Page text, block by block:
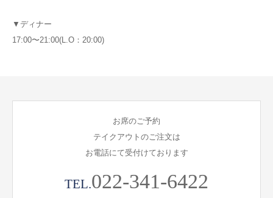
▼ディナー
17:00〜21:00(L.O：20:00)
お席のご予約
テイクアウトのご注文は
お電話にて受付けております
TEL.022-341-6422